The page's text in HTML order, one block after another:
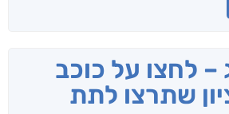
– לחצו על כוכב
שתרצו לתת